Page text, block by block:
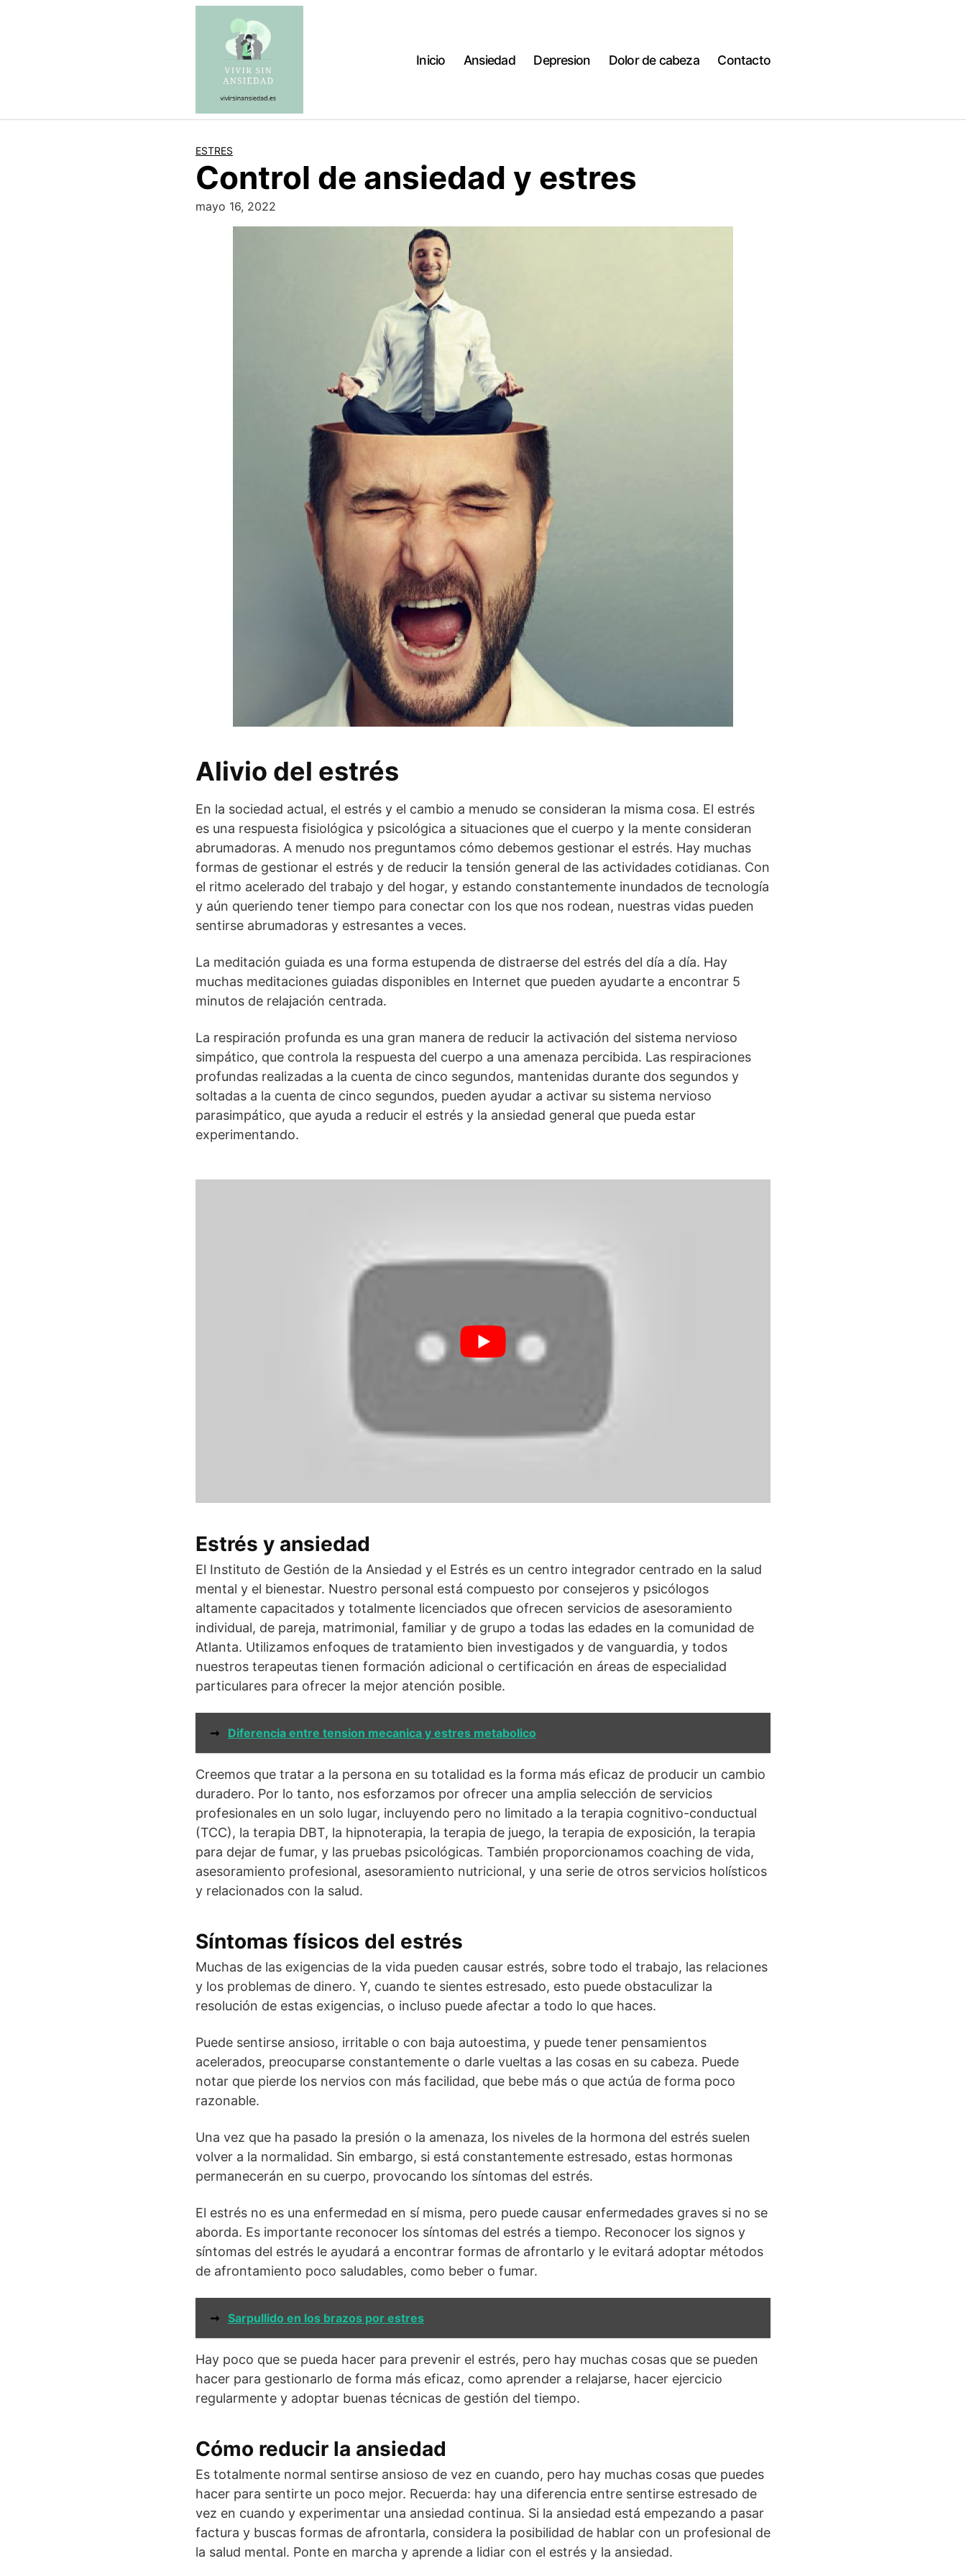
Inicio Ansiedad Depresion Dolor de cabeza Contacto
ESTRES
Control de ansiedad y estres
mayo 16, 2022
Alivio del estrés
En la sociedad actual, el estrés y el cambio a menudo se consideran la misma cosa. El estrés
es una respuesta fisiológica y psicológica a situaciones que el cuerpo y la mente consideran
abrumadoras. A menudo nos preguntamos cómo debemos gestionar el estrés. Hay muchas
formas de gestionar el estrés y de reducir la tensión general de las actividades cotidianas. Con
el ritmo acelerado del trabajo y del hogar, y estando constantemente inundados de tecnología
y aún queriendo tener tiempo para conectar con los que nos rodean, nuestras vidas pueden
sentirse abrumadoras y estresantes a veces.
La meditación guiada es una forma estupenda de distraerse del estrés del día a día. Hay
muchas meditaciones guiadas disponibles en Internet que pueden ayudarte a encontrar 5
minutos de relajación centrada.
La respiración profunda es una gran manera de reducir la activación del sistema nervioso
simpático, que controla la respuesta del cuerpo a una amenaza percibida. Las respiraciones
profundas realizadas a la cuenta de cinco segundos, mantenidas durante dos segundos y
soltadas a la cuenta de cinco segundos, pueden ayudar a activar su sistema nervioso
parasimpático, que ayuda a reducir el estrés y la ansiedad general que pueda estar
experimentando.
Estrés y ansiedad
El Instituto de Gestión de la Ansiedad y el Estrés es un centro integrador centrado en la salud
mental y el bienestar. Nuestro personal está compuesto por consejeros y psicólogos
altamente capacitados y totalmente licenciados que ofrecen servicios de asesoramiento
individual, de pareja, matrimonial, familiar y de grupo a todas las edades en la comunidad de
Atlanta. Utilizamos enfoques de tratamiento bien investigados y de vanguardia, y todos
nuestros terapeutas tienen formación adicional o certificación en áreas de especialidad
particulares para ofrecer la mejor atención posible.
➞ Diferencia entre tension mecanica y estres metabolico
Creemos que tratar a la persona en su totalidad es la forma más eficaz de producir un cambio
duradero. Por lo tanto, nos esforzamos por ofrecer una amplia selección de servicios
profesionales en un solo lugar, incluyendo pero no limitado a la terapia cognitivo-conductual
(TCC), la terapia DBT, la hipnoterapia, la terapia de juego, la terapia de exposición, la terapia
para dejar de fumar, y las pruebas psicológicas. También proporcionamos coaching de vida,
asesoramiento profesional, asesoramiento nutricional, y una serie de otros servicios holísticos
y relacionados con la salud.
Síntomas físicos del estrés
Muchas de las exigencias de la vida pueden causar estrés, sobre todo el trabajo, las relaciones
y los problemas de dinero. Y, cuando te sientes estresado, esto puede obstaculizar la
resolución de estas exigencias, o incluso puede afectar a todo lo que haces.
Puede sentirse ansioso, irritable o con baja autoestima, y puede tener pensamientos
acelerados, preocuparse constantemente o darle vueltas a las cosas en su cabeza. Puede
notar que pierde los nervios con más facilidad, que bebe más o que actúa de forma poco
razonable.
Una vez que ha pasado la presión o la amenaza, los niveles de la hormona del estrés suelen
volver a la normalidad. Sin embargo, si está constantemente estresado, estas hormonas
permanecerán en su cuerpo, provocando los síntomas del estrés.
El estrés no es una enfermedad en sí misma, pero puede causar enfermedades graves si no se
aborda. Es importante reconocer los síntomas del estrés a tiempo. Reconocer los signos y
síntomas del estrés le ayudará a encontrar formas de afrontarlo y le evitará adoptar métodos
de afrontamiento poco saludables, como beber o fumar.
➞ Sarpullido en los brazos por estres
Hay poco que se pueda hacer para prevenir el estrés, pero hay muchas cosas que se pueden
hacer para gestionarlo de forma más eficaz, como aprender a relajarse, hacer ejercicio
regularmente y adoptar buenas técnicas de gestión del tiempo.
Cómo reducir la ansiedad
Es totalmente normal sentirse ansioso de vez en cuando, pero hay muchas cosas que puedes
hacer para sentirte un poco mejor. Recuerda: hay una diferencia entre sentirse estresado de
vez en cuando y experimentar una ansiedad continua. Si la ansiedad está empezando a pasar
factura y buscas formas de afrontarla, considera la posibilidad de hablar con un profesional de
la salud mental. Ponte en marcha y aprende a lidiar con el estrés y la ansiedad.